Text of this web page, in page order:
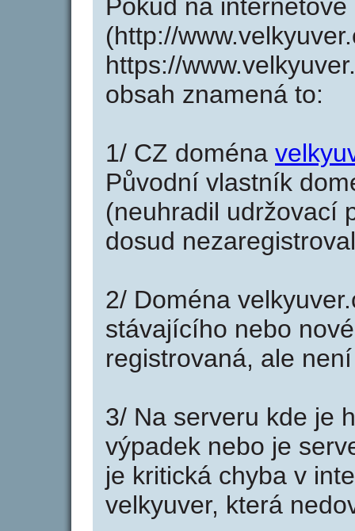
Pokud na
(http://
https://
obsah znamená to:
1/ CZ doména
Původní vlastník
(neuhradil udržovací
dosud
2/ Doména
stávajícího nebo
registrovaná, ale
3/ Na serveru kde je
výpadek nebo je
je kritická chyba v
velkyuver, která